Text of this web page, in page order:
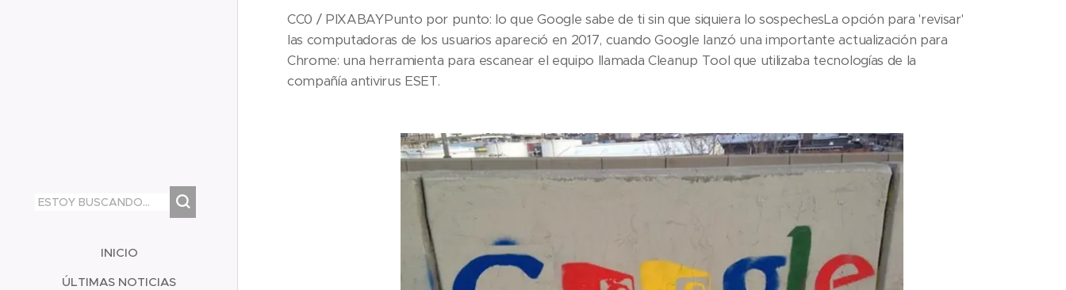
INICIO
ÚLTIMAS NOTICIAS
CC0 / PIXABAYPunto por punto: lo que Google sabe de ti sin que siquiera lo sospechesLa opción para 'revisar'
las computadoras de los usuarios apareció en 2017, cuando Google lanzó una importante actualización para
Chrome: una herramienta para escanear el equipo llamada Cleanup Tool que utilizaba tecnologías de la
compañía antivirus ESET.